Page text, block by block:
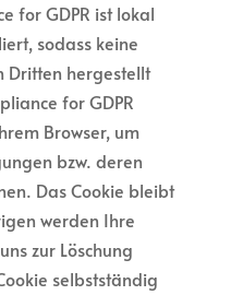
for GDPR ist lokal
sodass keine
Dritten hergestellt
for GDPR
Browser, um
bzw. deren
Das Cookie bleibt
werden Ihre
zur Löschung
selbstständig